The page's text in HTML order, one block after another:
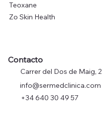
Teoxane
Zo Skin Health
Contacto
Carrer del Dos de Maig,
info@sermedclinica.com
+34 640 30 49 57